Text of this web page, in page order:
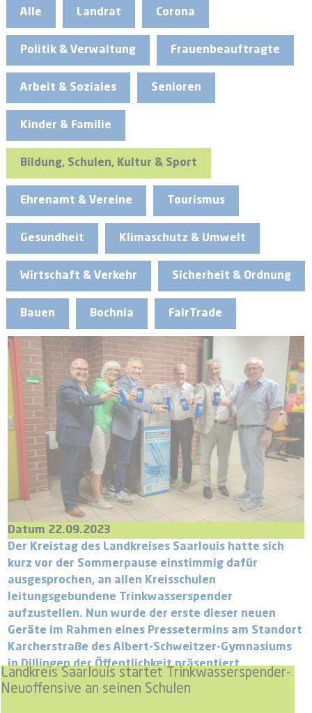
Alle Landrat Corona
Politik & Verwaltung Frauenbeauftragte
Arbeit & Soziales Senioren
Kinder & Familie
Bildung, Schulen, Kultur & Sport
Ehrenamt & Vereine Tourismus
Gesundheit Klimaschutz & Umwelt
Wirtschaft & Verkehr Sicherheit & Ordnung
Bauen Bochnia FairTrade
Landkreis Saarlouis startet Trinkwasserspender-
Neuoffensive an seinen Schulen
Datum 22.09.2023
Der Kreistag des Landkreises Saarlouis hatte sich
kurz vor der Sommerpause einstimmig dafür
ausgesprochen, an allen Kreisschulen
leitungsgebundene Trinkwasserspender
aufzustellen. Nun wurde der erste dieser neuen
Geräte im Rahmen eines Pressetermins am Standort
Karcherstraße des Albert-Schweitzer-Gymnasiums
in Dillingen der Öffentlichkeit präsentiert.